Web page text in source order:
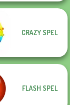
CRAZY SPEL
FLASH SPEL